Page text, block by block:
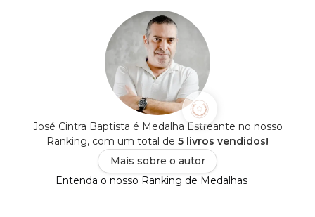
José Cintra Baptista é Medalha Estreante no nosso
Ranking, com um total de 5 livros vendidos!
Mais sobre o autor
Entenda o nosso Ranking de Medalhas